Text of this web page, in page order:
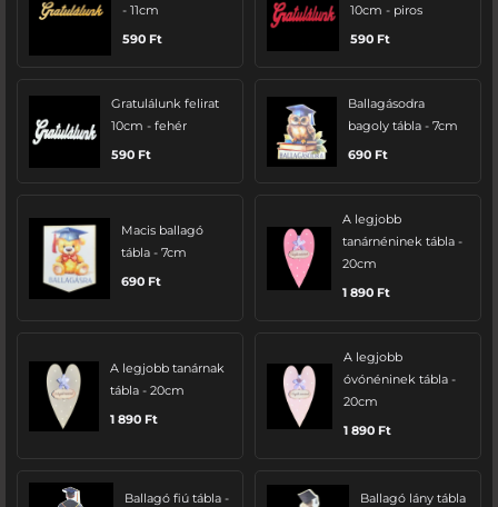
- 11cm
590 Ft
10cm - piros
590 Ft
Gratulálunk felirat
10cm - fehér
590 Ft
Ballagásodra
bagoly tábla - 7cm
690 Ft
Macis ballagó
tábla - 7cm
690 Ft
A legjobb
tanárnéninek tábla -
20cm
1 890 Ft
A legjobb tanárnak
tábla - 20cm
1 890 Ft
A legjobb
óvónéninek tábla -
20cm
1 890 Ft
Ballagó fiú tábla -
Ballagó lány tábla